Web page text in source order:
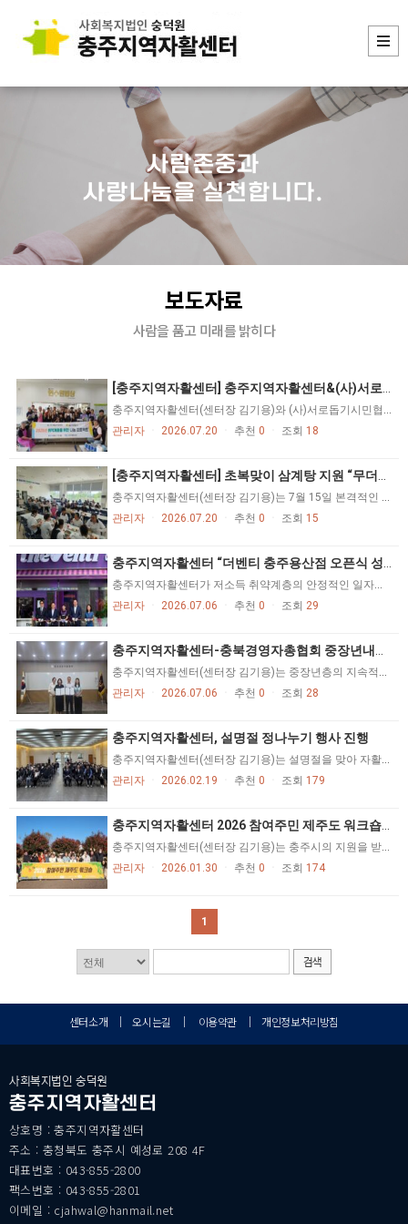
사람존중과
사랑나눔을 실천합니다.
보도자료
사람을 품고 미래를 밝히다
충주지역자활센터(센터장 김기용)와 (사)서로돕기시민협회(회장 이영규)는 2023년부터 매년 이어오고 있는 사회공헌활동의 일환으로, 무더운 여름을 건강하게 보내길 바라는 마음을 담아 2026년 충주시 드림스타트 추천 아동 가정 등 지역 내 취약계층 25여 가구를 대상으로 삼계탕 나눔 행사를 진행했다. 이번 행사는 무더운 여름철 건강관리가 필요한 취약계층에게 따뜻한 한 끼를 전달하고 지역사회 나눔문화를 확산하기 위해 마련됐다. 양 기관의 실무자들은 삼계탕 조리부터 포장, 배송까지 전 과정에 직접 참여하며 정성과 온정을 담아 행사를 진행했다. 행사 당일에는 정성껏 준비한 삼계탕과 제철 과일을 개별 포장한 뒤 대상 가정을 직접 방문해 전달했다. 특히 개인정보 보호를 위해 배송 가방마다 개별 주소를 부착하고, 배송 완료 후 즉시 폐기하는 등 개인정보 보호에도 만전을 기했다. 충주지역자활센터 김기용 센터장은 "매년 이어지는 삼계탕 나눔 행사가 지역사회 이웃들에게 건강과 희망을 전하는 뜻깊은 시간이 되기를 바란다"며 "앞으로도 지역사회 유관기관과의 협력을 바탕으로 취약계층을 위한 다양한 사회공헌 활동을 지속적으로 추진하고, 자활 참여주민과 함께 성장하는 지역공동체를 만들어 나가겠다"고 말했다. 이번 행사는 충주지역자활센터와 (사)서로돕기시민협회가 함께 추진하는 대표적인 사회공헌 활동으로 지역사회 나눔문화 확산과 복지 증진을 위해 매년 이어지고 있다. 충주지역자활센터는 저소득 주민의 자립·자활을 지원하기 위해 다양한 자활근로사업과 사례관리, 자산형성지원사업 등을 운영하며 지역사회와 상생하는 복지 실천에 앞장서고 있다. https://www.inews365.com/news/article.html?no=928232 https://www.ccreview.co.kr/news/articleView.html?idxno=353078 https://www.cctimes.kr/news/articleView.html?idxno=917361
관리자
2026.07.20 추천 0 조회 18
충주지역자활센터(센터장 김기용)는 7월 15일 본격적인 여름철 무더위를 맞아 자활근로 참여자들의 건강한 여름나기를 지원하기 위해 삼계탕 나눔 행사를 실시했다고 밝혔다. 이번 행사는 연일 이어지는 폭염 속에서 자활근로사업에 참여하고 있는 참여자들의 건강을 보호하고, 무더위로 인한 온열질환을 예방하는 한편 참여자들의 사기 진작과 근로의욕을 높이기 위해 마련됐다. 이날 충주지역자활센터는 각 사업단에서 근무하는 자활근로 참여자들에게 삼계탕을 제공하며 건강 상태를 살피고, 충분한 수분 섭취와 휴식 등 폭염 대응 안전수칙을 함께 안내했다. 특히 이번 나눔은 단순한 식사 지원을 넘어 참여자들의 건강을 증진하고 안정적인 근로환경을 조성하기 위한 복지지원의 일환으로 추진됐으며, 참여자들이 건강하게 자활사업에 참여할 수 있도록 응원의 의미를 담아 진행됐다. 김기용 충주지역자활센터장은 "폭염 속에서도 맡은 자리에서 최선을 다하고 있는 자활근로 참여자들의 노고에 감사드린다"며 "이번 삼계탕 지원이 무더운 여름을 건강하게 보내는 데 작은 힘이 되길 바라며, 앞으로도 참여자들의 건강과 안전을 최우선으로 다양한 지원을 이어가겠다"고 말했다. 한편 충주지역자활센터는 자활근로사업을 통해 취약계층의 경제적 자립을 지원하고 있으며, 참여자들의 근로환경 개선과 건강증진, 취업역량 강화를 위한 다양한 복지지원과 교육 프로그램을 지속적으로 추진하고 있다. https://www.inews365.com/news/article.html?no=928081
관리자
2026.07.20 추천 0 조회 15
충주지역자활센터가 저소득 취약계층의 안정적인 일자리와 경제적 자립을 지원하기 위한 신규 자활근로사업단을 개소하며 자활 지원 기반을 확대했다. 충주지역자활센터는 지난 3일 신규 자활근로사업단인 '더벤티 카페 용산점' 개소식을 열고 본격적인 운영에 들어갔다. 이날 개소식에는 이동석 충주시장을 비롯해 김기용 충주지역자활센터장, 사회복지시설 관계자, 자활사업 참여자 등 30여 명이 참석해 새로운 사업단의 출발을 함께 축하했다. 더벤티 카페 용산점은 중앙자활자금 6천만 원과 충주시 자활기금, 자활센터 활성화 지원금을 활용해 조성됐다. 해당 사업장은 올해 '사업장 환경개선 지원사업' 공모에 선정되면서 추진됐다. 센터는 참여자들이 대중적인 프랜차이즈 카페를 직접 운영하며 음료 제조와 고객 응대, 매장 운영 등 실무 능력을 익히고 창업 및 취업에 필요한 경험을 쌓을 수 있도록 지원할 계획이다. 이동석 시장은 "새롭게 문을 연 자활근로사업단이 참여자들에게 희망과 자립의 디딤돌이 되길 바란다"며 "앞으로도 취약계층의 안정적인 일자리 창출과 자립 지원을 위해 행정적 지원을 지속적으로 확대하겠다"고 말했다. 김기용 충주지역자활센터장은 "이번 카페 사업단이 참여자들의 자립 역량을 키우는 실질적인 교육과 일자리 공간으로 자리 잡을 수 있도록 운영에 최선을 다하겠다"고 전했다. 한편, 충주지역자활센터는 현재 자활근로사업단 11곳과 자활기업 3곳을 운영·지원하며 저소득층을 대상으로 맞춤형 일자리 제공과 직업훈련을 통해 경제적 자립을 지원하고 있다. https://www.inews365.com/news/article.html?no=926182 https://www.ccdn.co.kr/news/articleView.html?idxno=1086531 https://www.gukjenews.com/news/articleView.html?idxno=3624941 https://www.dominilbo.com/news/articleView.html?idxno=272126 https://www.ccreview.co.kr/news/articleView.html?idxno=351938 https://www.krcom.co.kr/news/articleView.html?idxno=177354
관리자
2026.07.06 추천 0 조회 29
충주지역자활센터(센터장 김기용)는 중장년층의 지속적인 사회참여와 일경험 지원을 위해 충북경영자총협회 중장년내일센터와 ‘중장년 경력지원제’ 지원 업무 협약식을 체결했다고 밝혔다. 이번 협약식을 통해 중장년 구직자에게 적합한 일경험 기회를 제공하고, 직무역량 강화와 안정적인 노동시장 진입을 지원하기 위해 마련됐다. 중장년 경력지원제는 중장년층이 다양한 현장에서 실무 경험을 쌓을 수 있도록 지원하는 사업으로, 참여자는 직무 경험을 통해 재취업 역량을 높이고 기업은 경험과 전문성을 갖춘 인력을 활용할 수 있는 장점이 있다. 김기용 충주지역자활센터장은 "중장년층은 풍부한 경험과 역량을 갖춘 중요한 인적자원"이라며 "이번 협약을 통해 참여자들이 새로운 일자리를 탐색하고 사회활동을 이어갈 수 있도록 적극 지원하겠다"고 말했다. 한편 충주지역자활센터는 자활근로사업 운영과 함께 취업지원, 직무교육, 사례관리 등 다양한 자립지원 서비스를 제공하며 지역 내 취약계층의 경제적 자립과 사회참여 확대를 위해 노력하고 있다. https://www.inews365.com/news/article.html?no=925487
관리자
2026.07.06 추천 0 조회 28
충주지역자활센터, 설명절 정나누기 행사 진행
충주지역자활센터(센터장 김기용)는 설명절을 맞아 자활근로 참여인들과 함께 ‘설명절 정 나누기 행사’를 진행했다. 이번 행사에서는 자활근로 참여인들이 직접 준비한 우크렐레 공연이 진행돼 눈길을 끌었다. 해당 공연은 자활근로 과정 속에서 자신의 재능을 발견하고 자신감을 회복한 사례로, 자활의 의미를 새롭게 공유하는 시간이 됐다. 아울러 윷놀이 등 전통놀이 체험프로그램도 운영돼 명절의 정취를 느끼며 자연스럽게 소통하는 시간을 가졌다. 이날 행사에 참석한 충주시장 권한대행 김진석 부시장은 “자활근로 참여인들의 꾸준한 노력이 지역사회 자활사업의 중요한 기반”이라며 “충주시는 자활사업이 안정적으로 운영될 수 있도록 지속적인 관심과 지원을 이어가겠다”고 말했다. 충주지역자활센터 김기용 센터장은 “이번 설명절 정 나누기 행사는 참여인들이 자활 과정 속에서 회복한 자신감과 공동체 의식을 확인하는 자리였다”며 “직접 준비한 우크렐레 공연은 자활이 단순한 근로를 넘어 개인의 역량과 자존감을 키우는 과정임을 보여준다”고 말했다. 한편 충주지역자활센터는 자활근로 참여인의 자립 역량 강화를 위해 자활근로사업 운영과 함께 정서·문화 프로그램을 병행하고 있다. https://www.inews365.com/news/article.html?no=907261
관리자
2026.02.19 추천 0 조회 179
충주지역자활센터(센터장 김기용)는 충주시의 지원을 받아 지난 1월 27일부터 29일까지 진행된 자활사업 참여자를 위해 준비한 심리정서자활 지원 프로그램 “2026 참여주민 제주도 워크숍”을 성공적으로 마무리했다. 이번 워크숍은 자활근로 참여자들의 정서적 안정과 근로 의욕 고취를 도모하고, 참여자 간 소통과 유대 강화를 통해 자활사업의 지속성과 참여 만족도를 높이기 위해 마련됐다. 특히 일상적인 근로 환경을 벗어나 공동체 활동을 경험함으로써 자활근로 과정에서 축적된 피로를 해소하고, 향후 자립 의지를 다지는 계기가 되도록 기획됐다. 워크숍에 참여한 자활근로 참여자들은 제주도의 자연환경과 지역 문화 체험을 통해 상호 교류의 시간을 가졌으며, 자활기업 카페와 세탁소를 차례로 방문해 운영 현황과 사업구조, 근로 참여 방식 등에 대한 설명을 듣고, 자활기업이 지역사회에서 수행하는 역할과 자립모델에 대해 이해하는 시간을 가졌다. 충주지역자활센터(센터장 김기용)는 “이번 제주도 워크숍은 충주시의 지원으로 추진된 의미 있는 자리로, 자활근로 참여자들이 그동안의 노고를 되돌아보고 스스로를 격려하는 시간이 되었다”며 “앞으로도 참여자의 역량 강화와 안정적인 자활근로 참여 및 심리정서프로그램을 위해 다양한 지원 프로그램을 지속적으로 운영할 계획”이라고 밝혔다. https://www.inews365.com/news/article.html?no=905047 https://chungju.kpnnews.org/news/2601300000000165
관리자
2026.01.30 추천 0 조회 174
1
검색
센터소개 ｜오시는길 ｜ 이용약관 ｜개인정보처리방침
사회복지법인 숭덕원
충주지역자활센터
상호명 : 충주지역자활센터
주소 : 충청북도 충주시 예성로 208 4F
대표번호 : 043-855-2800
팩스번호 : 043-855-2801
이메일 : cjahwal@hanmail.net